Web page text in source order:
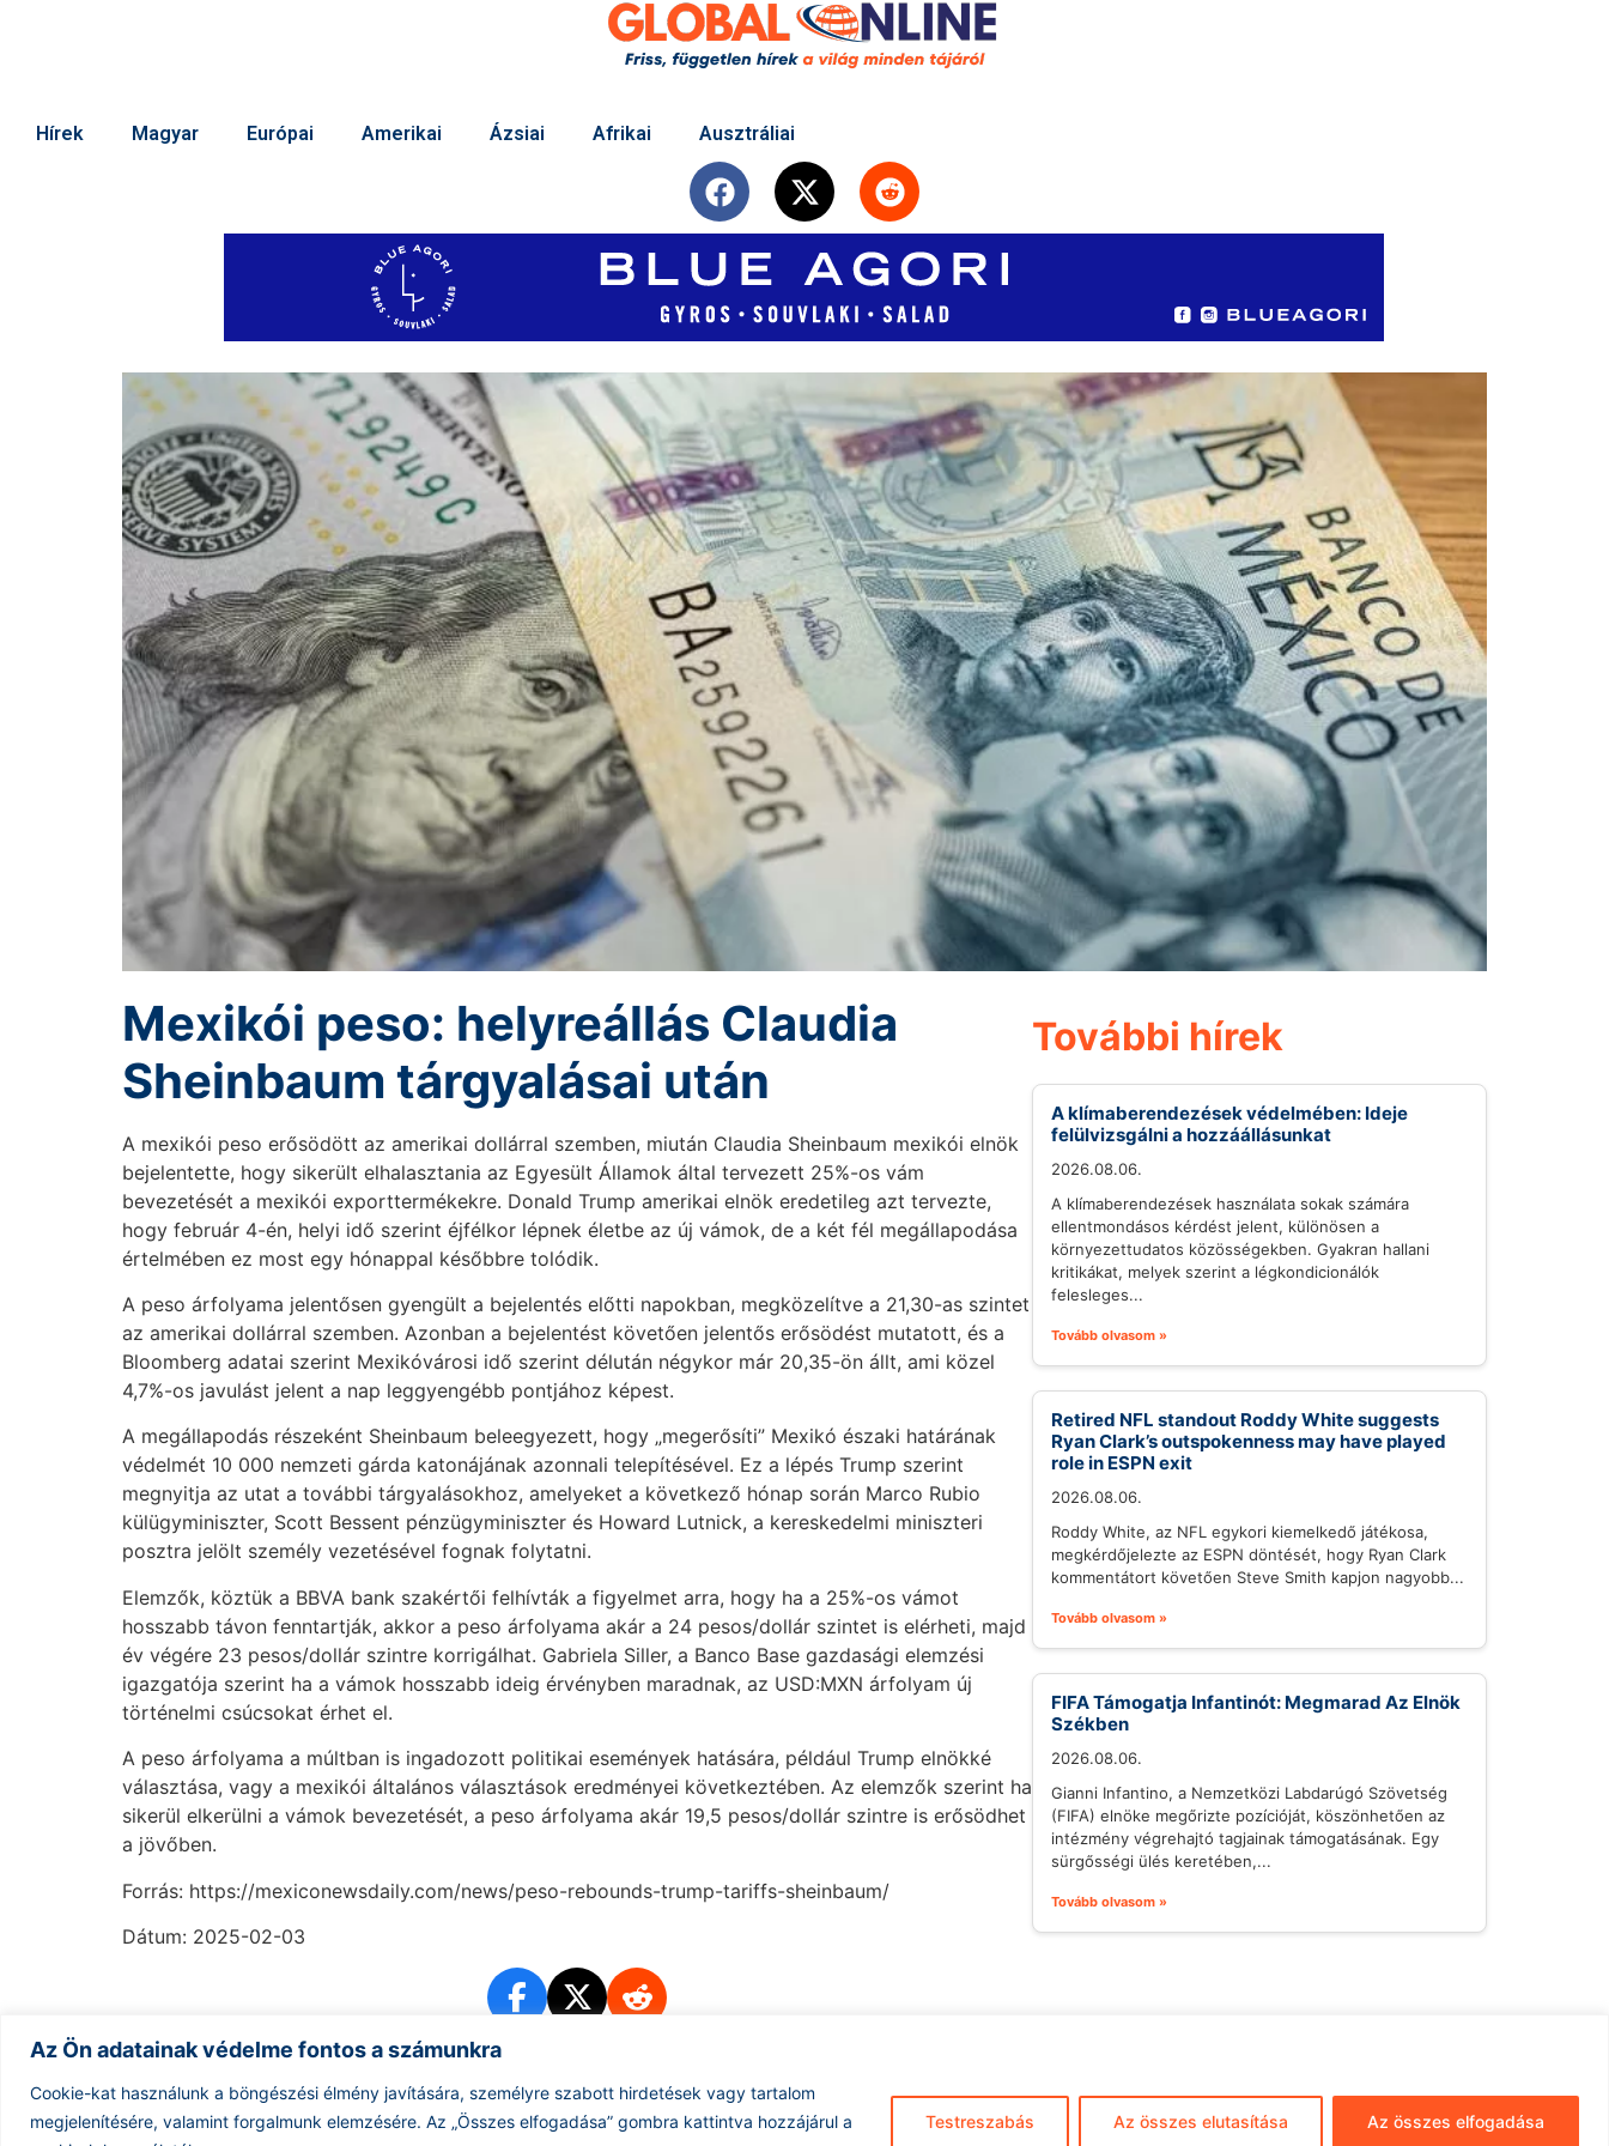
Az Ön adatainak védelme fontos a számunkra
Cookie-kat használunk a böngészési élmény javítására, személyre szabott hirdetések vagy tartalom
megjelenítésére, valamint forgalmunk elemzésére. Az „Összes elfogadása” gombra kattintva hozzájárul a
Testreszabás Az összes elutasítása Az összes elfogadása
Hírek Magyar Európai Amerikai Ázsiai Afrikai Ausztráliai
Mexikói peso: helyreállás Claudia
Sheinbaum tárgyalásai után
A mexikói peso erősödött az amerikai dollárral szemben, miután Claudia Sheinbaum mexikói elnök
bejelentette, hogy sikerült elhalasztania az Egyesült Államok által tervezett 25%-os vám
bevezetését a mexikói exporttermékekre. Donald Trump amerikai elnök eredetileg azt tervezte,
hogy február 4-én, helyi idő szerint éjfélkor lépnek életbe az új vámok, de a két fél megállapodása
értelmében ez most egy hónappal későbbre tolódik.
A peso árfolyama jelentősen gyengült a bejelentés előtti napokban, megközelítve a 21,30-as szintet
az amerikai dollárral szemben. Azonban a bejelentést követően jelentős erősödést mutatott, és a
Bloomberg adatai szerint Mexikóvárosi idő szerint délután négykor már 20,35-ön állt, ami közel
4,7%-os javulást jelent a nap leggyengébb pontjához képest.
A megállapodás részeként Sheinbaum beleegyezett, hogy „megerősíti” Mexikó északi határának
védelmét 10 000 nemzeti gárda katonájának azonnali telepítésével. Ez a lépés Trump szerint
megnyitja az utat a további tárgyalásokhoz, amelyeket a következő hónap során Marco Rubio
külügyminiszter, Scott Bessent pénzügyminiszter és Howard Lutnick, a kereskedelmi miniszteri
posztra jelölt személy vezetésével fognak folytatni.
Elemzők, köztük a BBVA bank szakértői felhívták a figyelmet arra, hogy ha a 25%-os vámot
hosszabb távon fenntartják, akkor a peso árfolyama akár a 24 pesos/dollár szintet is elérheti, majd
év végére 23 pesos/dollár szintre korrigálhat. Gabriela Siller, a Banco Base gazdasági elemzési
igazgatója szerint ha a vámok hosszabb ideig érvényben maradnak, az USD:MXN árfolyam új
történelmi csúcsokat érhet el.
A peso árfolyama a múltban is ingadozott politikai események hatására, például Trump elnökké
választása, vagy a mexikói általános választások eredményei következtében. Az elemzők szerint ha
sikerül elkerülni a vámok bevezetését, a peso árfolyama akár 19,5 pesos/dollár szintre is erősödhet
a jövőben.
Forrás: https://mexiconewsdaily.com/news/peso-rebounds-trump-tariffs-sheinbaum/
Dátum: 2025-02-03
További hírek
A klímaberendezések védelmében: Ideje
felülvizsgálni a hozzáállásunkat
2026.08.06.
A klímaberendezések használata sokak számára
ellentmondásos kérdést jelent, különösen a
környezettudatos közösségekben. Gyakran hallani
kritikákat, melyek szerint a légkondicionálók
felesleges...
Tovább olvasom »
Retired NFL standout Roddy White suggests
Ryan Clark’s outspokenness may have played
role in ESPN exit
2026.08.06.
Roddy White, az NFL egykori kiemelkedő játékosa,
megkérdőjelezte az ESPN döntését, hogy Ryan Clark
kommentátort követően Steve Smith kapjon nagyobb...
Tovább olvasom »
FIFA Támogatja Infantinót: Megmarad Az Elnök
Székben
2026.08.06.
Gianni Infantino, a Nemzetközi Labdarúgó Szövetség
(FIFA) elnöke megőrizte pozícióját, köszönhetően az
intézmény végrehajtó tagjainak támogatásának. Egy
sürgősségi ülés keretében,...
Tovább olvasom »
Hírarchívum Impresszum ÁSZF Adatkezelés